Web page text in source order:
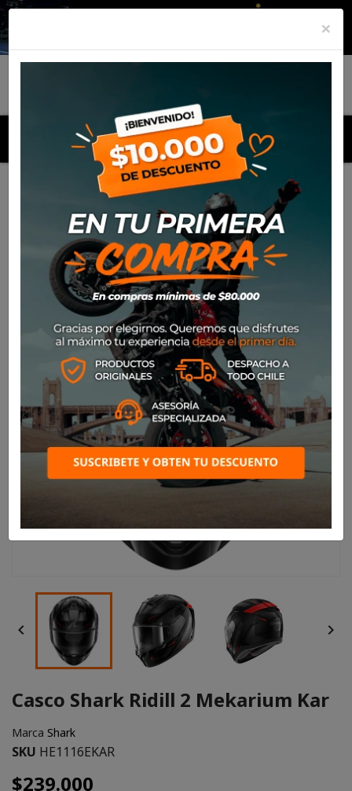
MENU
Productos Equipamiento Para el piloto
Casco Shark Ridill 2 Mekarium Kar
 
Casco Shark Ridill 2 Mekarium Kar
Marca Shark
SKU HE1116EKAR
$239.000
×